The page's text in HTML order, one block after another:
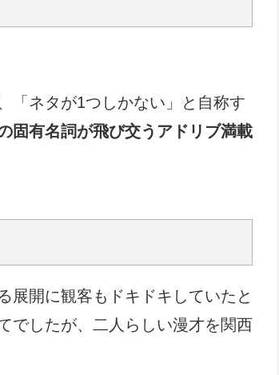
「ネタが1つしかない」と自称す
固有名詞が飛び交うアドリブ満載
展開に観客もドキドキしていたと
でしたが、二人らしい漫才を関西